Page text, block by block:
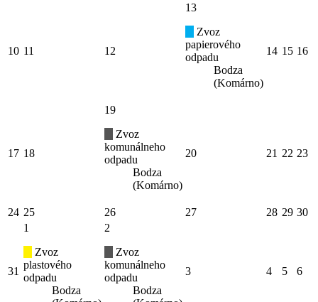
10 11 12
13
Zvoz
papierového
odpadu
Bodza
(Komárno)
14 15 16
17 18
19
Zvoz
komunálneho
odpadu
Bodza
(Komárno)
20 21 22 23
24 25 26 27 28 29 30
31
1
Zvoz
plastového
odpadu
Bodza
2
Zvoz
komunálneho
odpadu
Bodza
3 4 5 6